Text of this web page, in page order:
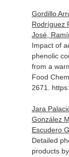
Gordillo
Rodríguez
José,
Impact of
phenolic
from a
Food
2671.
Jara
González
Escudero
Detailed
products